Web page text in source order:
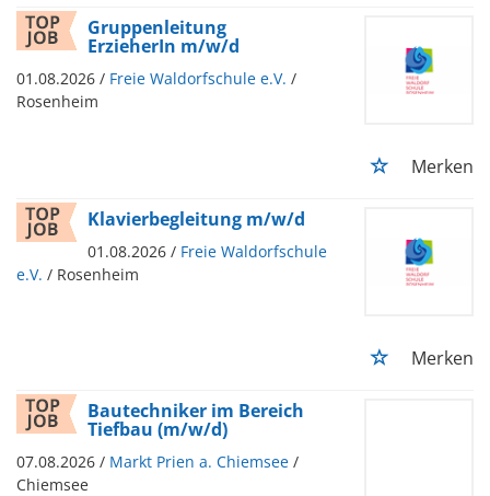
Gruppenleitung
ErzieherIn m/w/d
01.08.2026 / Freie Waldorfschule e.V. /
Rosenheim
Merken
Klavierbegleitung m/w/d
01.08.2026 / Freie Waldorfschule
e.V. / Rosenheim
Merken
Bautechniker im Bereich
Tiefbau (m/w/d)
07.08.2026 / Markt Prien a. Chiemsee /
Chiemsee